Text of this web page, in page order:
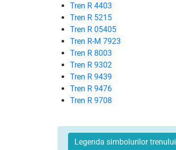
Tren R 4403
Tren R 5215
Tren R 05405
Tren R-M 7923
Tren R 8003
Tren R 9302
Tren R 9439
Tren R 9476
Tren R 9708
Legenda simbolurilor trenului